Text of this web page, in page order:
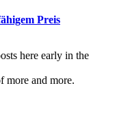
Preis
here early in the
more and more.